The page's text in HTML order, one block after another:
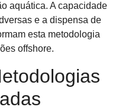
aquática. A capacidade
e a dispensa de
esta metodologia
offshore.